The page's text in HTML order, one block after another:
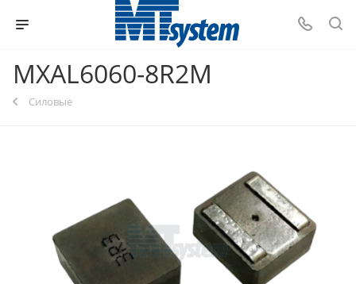
MXAL6060-8R2M
Силовые